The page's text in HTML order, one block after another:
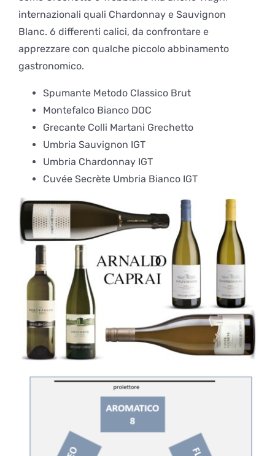
internazionali quali Chardonnay e Sauvignon
Blanc. 6 differenti calici, da confrontare e
apprezzare con qualche piccolo abbinamento
gastronomico.
Spumante Metodo Classico Brut
Montefalco Bianco DOC
Grecante Colli Martani Grechetto
Umbria Sauvignon IGT
Umbria Chardonnay IGT
Cuvée Secrète Umbria Bianco IGT